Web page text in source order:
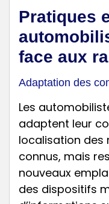
Pratiques
face aux
Adaptation des
Les
adaptent leur
localisation
connus, mais
nouveaux
des dispositifs